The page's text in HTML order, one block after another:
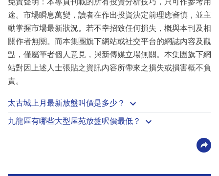
途。市場瞬息萬變，讀者在作出投資決定前理應審慎，並主
動掌握市場最新狀況。若不幸招致任何損失，概與本刊及相
關作者無關。而本集團旗下網站或社交平台的網誌內容及觀
點，僅屬筆者個人意見，與新傳媒立場無關。本集團旗下網
站對因上述人士張貼之資訊內容所帶來之損失或損害概不負
責。
太古城上月最新放盤叫價是多少？
九龍區有哪些大型屋苑放盤呎價最低？